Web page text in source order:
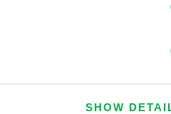
SHOW